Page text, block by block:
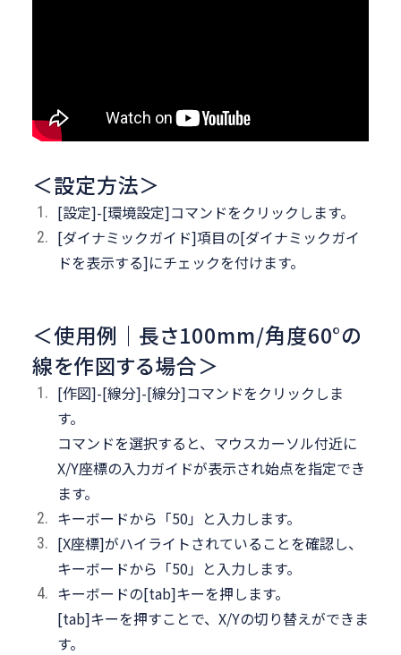
＜設定方法＞
[設定]-[環境設定]コマンドをクリックします。
[ダイナミックガイド]項目の[ダイナミックガイ
ドを表示する]にチェックを付けます。
＜使用例｜長さ100mm/角度60°の
線を作図する場合＞
[作図]-[線分]-[線分]コマンドをクリックしま
す。
コマンドを選択すると、マウスカーソル付近に
X/Y座標の入力ガイドが表示され始点を指定でき
ます。
キーボードから「50」と入力します。
[X座標]がハイライトされていることを確認し、
キーボードから「50」と入力します。
キーボードの[tab]キーを押します。
[tab]キーを押すことで、X/Yの切り替えができま
す。